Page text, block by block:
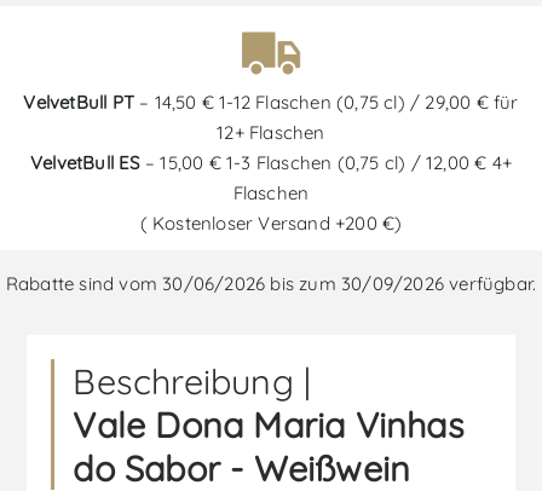
VelvetBull PT – 14,50 € 1-12 Flaschen (0,75 cl) / 29,00 € für
12+ Flaschen
VelvetBull ES– 15,00 € 1-3 Flaschen (0,75 cl) / 12,00 € 4+
Flaschen
( Kostenloser Versand +200 €)
Rabatte sind vom 30/06/2026 bis zum 30/09/2026 verfügbar.
Beschreibung |
Vale Dona Maria Vinhas
do Sabor - Weißwein